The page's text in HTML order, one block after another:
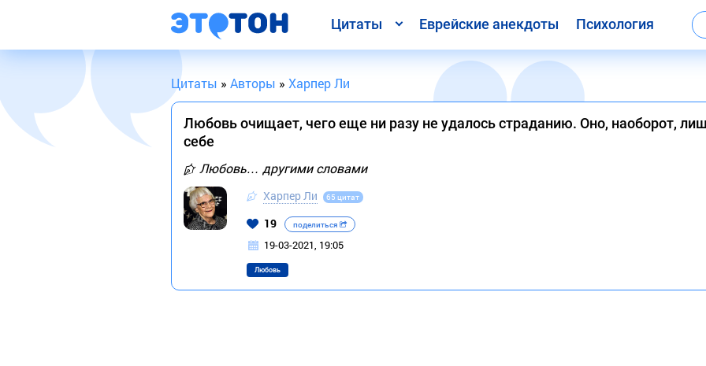
Цитаты Еврейские анекдоты Психология
Цитаты » Авторы » Харпер Ли
Любовь очищает, чего еще ни разу не удалось страданию. Оно, наоборот,
себе
Любовь… другими словами
Харпер Ли 65 цитат
19 поделиться
19-03-2021, 19:05
Любовь